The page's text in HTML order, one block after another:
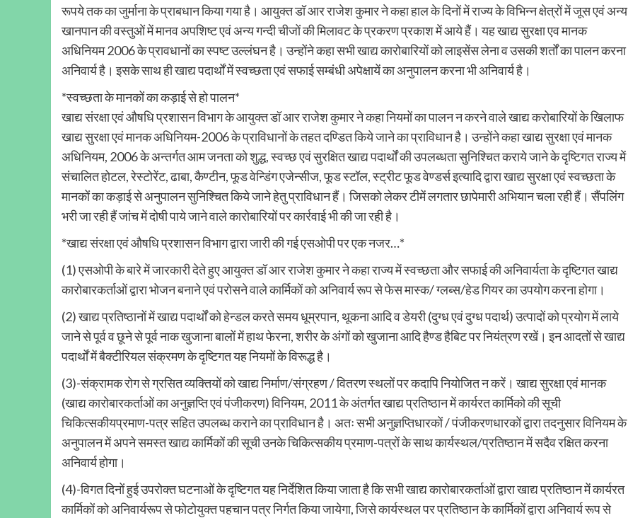
रूपये तक का जुर्माना के प्राबधान किया गया है। आयुक्त डॉ आर राजेश कुमार ने कहा हाल के दिनों में राज्य के विभिन्न क्षेत्रों में जूस एवं अन्य
खानपान की वस्तुओं में मानव अपशिष्ट एवं अन्य गन्दी चीजों की मिलावट के प्रकरण प्रकाश में आये हैं। यह खाद्य सुरक्षा एव मानक
अधिनियम 2006 के प्रावधानों का स्पष्ट उल्लंघन है। उन्होंने कहा सभी खाद्य कारोबारियों को लाइसेंस लेना व उसकी शर्तों का पालन करना
अनिवार्य है। इसके साथ ही खाद्य पदार्थों में स्वच्छता एवं सफाई सम्बंधी अपेक्षायें का अनुपालन करना भी अनिवार्य है।
*स्वच्छता के मानकों का कड़ाई से हो पालन*
खाद्य संरक्षा एवं औषधि प्रशासन विभाग के आयुक्त डॉ आर राजेश कुमार ने कहा नियमों का पालन न करने वाले खाद्य करोबारियों के खिलाफ
खाद्य सुरक्षा एवं मानक अधिनियम-2006 के प्राविधानों के तहत दण्डित किये जाने का प्राविधान है। उन्होंने कहा खाद्य सुरक्षा एवं मानक
अधिनियम, 2006 के अन्तर्गत आम जनता को शुद्ध, स्वच्छ एवं सुरक्षित खाद्य पदार्थों की उपलब्धता सुनिश्चित कराये जाने के दृष्टिगत राज्य में
संचालित होटल, रेस्टोरेंट, ढाबा, कैण्टीन, फूड वेन्डिंग एजेन्सीज, फूड स्टॉल, स्ट्रीट फूड वेण्डर्स इत्यादि द्वारा खाद्य सुरक्षा एवं स्वच्छता के
मानकों का कड़ाई से अनुपालन सुनिश्चित किये जाने हेतु प्राविधान हैं। जिसको लेकर टीमें लगतार छापेमारी अभियान चला रही हैं। सैंपलिंग
भरी जा रही हैं जांच में दोषी पाये जाने वाले कारोबारियों पर कार्रवाई भी की जा रही है।
*खाद्य संरक्षा एवं औषधि प्रशासन विभाग द्वारा जारी की गई एसओपी पर एक नजर…*
(1) एसओपी के बारे में जारकारी देते हुए आयुक्त डॉ आर राजेश कुमार ने कहा राज्य में स्वच्छता और सफाई की अनिवार्यता के दृष्टिगत खाद्य
कारोबारकर्ताओं द्वारा भोजन बनाने एवं परोसने वाले कार्मिकों को अनिवार्य रूप से फेस मास्क/ ग्लब्स/हेड गियर का उपयोग करना होगा।
(2) खाद्य प्रतिष्ठानों में खाद्य पदार्थों को हेन्डल करते समय धूम्रपान, थूकना आदि व डेयरी (दुग्ध एवं दुग्ध पदार्थ) उत्पादों को प्रयोग में लाये
जाने से पूर्व व छूने से पूर्व नाक खुजाना बालों में हाथ फेरना, शरीर के अंगों को खुजाना आदि हैण्ड हैबिट पर नियंत्रण रखें। इन आदतों से खाद्य
पदार्थों में बैक्टीरियल संक्रमण के दृष्टिगत यह नियमों के विरूद्ध है।
(3)-संक्रामक रोग से ग्रसित व्यक्तियों को खाद्य निर्माण/संग्रहण / वितरण स्थलों पर कदापि नियोजित न करें। खाद्य सुरक्षा एवं मानक
(खाद्य कारोबारकर्ताओं का अनुज्ञप्ति एवं पंजीकरण) विनियम, 2011 के अंतर्गत खाद्य प्रतिष्ठान में कार्यरत कार्मिको की सूची
चिकित्सकीयप्रमाण-पत्र सहित उपलब्ध कराने का प्राविधान है। अतः सभी अनुज्ञप्तिधारकों / पंजीकरणधारकों द्वारा तदनुसार विनियम के
अनुपालन में अपने समस्त खाद्य कार्मिकों की सूची उनके चिकित्सकीय प्रमाण-पत्रों के साथ कार्यस्थल/प्रतिष्ठान में सदैव रक्षित करना
अनिवार्य होगा।
(4)-विगत दिनों हुई उपरोक्त घटनाओं के दृष्टिगत यह निर्देशित किया जाता है कि सभी खाद्य कारोबारकर्ताओं द्वारा खाद्य प्रतिष्ठान में कार्यरत
कार्मिकों को अनिवार्यरूप से फोटोयुक्त पहचान पत्र निर्गत किया जायेगा, जिसे कार्यस्थल पर प्रतिष्ठान के कार्मिकों द्वारा अनिवार्य रूप से